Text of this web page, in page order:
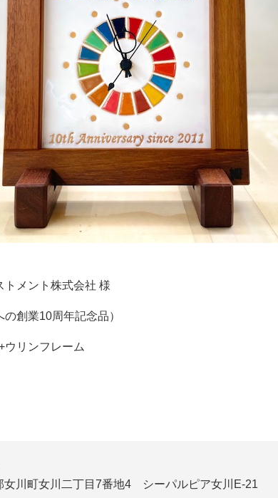
トメント株式会社 様
創業10周年記念品）
ウリンフレーム
女川町女川二丁目7番地4
シーパルピア女川E-21